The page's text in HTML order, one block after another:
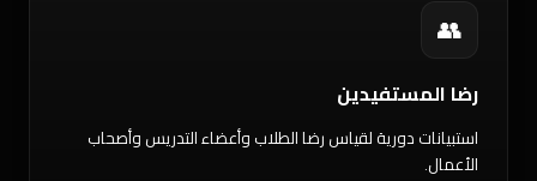
👥
رضا المستفيدين
استبيانات دورية لقياس رضا الطلاب وأعضاء التدريس وأصحاب
الأعمال.